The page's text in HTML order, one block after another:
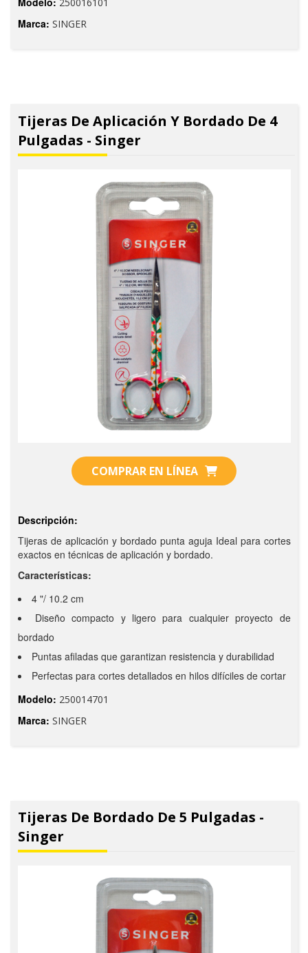
Marca: SINGER
Tijeras De Aplicación Y Bordado De 4
Pulgadas - Singer
COMPRAR EN LÍNEA
Descripción:
Tijeras de aplicación y bordado punta aguja Ideal para cortes
exactos en técnicas de aplicación y bordado.
Características:
4 "/ 10.2 cm
Diseño compacto y ligero para cualquier proyecto de
bordado
Puntas afiladas que garantizan resistencia y durabilidad
Perfectas para cortes detallados en hilos difíciles de cortar
Modelo: 250014701
Marca: SINGER
Tijeras De Bordado De 5 Pulgadas -
Singer